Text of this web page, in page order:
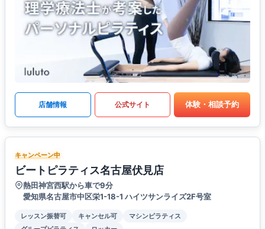
店舗情報 公式サイト 体験・相談予約
キャンペーン中
ビートピラティス名古屋伏見店
熱田神宮西駅から車で9分
愛知県名古屋市中区栄1-18-1 ハイツサンライズ2F号室
レッスン振替可 キャンセル可
マシンピラティス